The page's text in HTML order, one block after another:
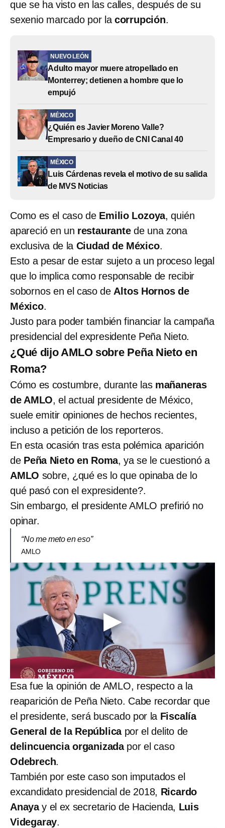
que se ha visto en las calles, después de su
sexenio marcado por lacorrupción.
NUEVO LEÓN
Adulto mayor muere atropellado en
Monterrey; detienen a hombre que lo
empujó
MÉXICO
¿Quién es Javier Moreno Valle?
Empresario y dueño de CNI Canal 40
MÉXICO
Luis Cárdenas revela el motivo de su salida
de MVS Noticias
Como es el caso deEmilio Lozoya, quién
apareció en un restaurantede una zona
exclusiva de la Ciudad de México.
Esto a pesar de estar sujeto a un proceso legal
que lo implica como responsable de recibir
sobornos en el caso de Altos Hornos de
México.
Justo para poder también financiar la campaña
presidencial del expresidente Peña Nieto.
¿Qué dijo AMLO sobre Peña Nieto en
Roma?
Cómo es costumbre, durante lasmañaneras
de AMLO, el actual presidente de México,
suele emitir opiniones de hechos recientes,
incluso a petición de los reporteros.
En esta ocasión tras esta polémica aparición
de Peña Nieto en Roma, ya se le cuestionó a
AMLO sobre, ¿qué es lo que opinaba de lo
qué pasó con el expresidente?.
Sin embargo, el presidente AMLO prefirió no
opinar.
“No me meto en eso”
AMLO
Esa fue la opinión de AMLO, respecto a la
reaparición de Peña Nieto. Cabe recordar que
el presidente, será buscado por la Fiscalía
General de la Repúblicapor el delito de
delincuencia organizadapor el caso
Odebrech.
También por este caso son imputados el
excandidato presidencial de 2018, Ricardo
Anayay el ex secretario de Hacienda, Luis
Videgaray.